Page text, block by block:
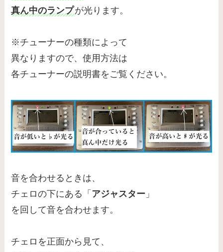
真ん中のランプが光ります。
※チューナーの種類によって
異なりますので、使用方法は
各チューナーの説明書をご覧ください。
音を合わせるときは、
チェロの下にある「 アジャスター 」
を回して音を合わせます。
チェロを正面から見て、